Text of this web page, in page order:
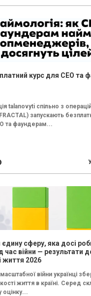
курс для CEO та
talanovyti спільно з
запускають
та фаундерам...
єдину сферу, яка досі
час війни — результати
життя 2026
війни українці
життя в країні. Серед
оцінку...